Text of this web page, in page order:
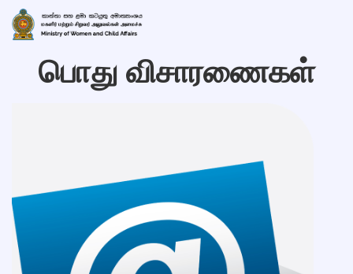
பொது விசாரணைகள்